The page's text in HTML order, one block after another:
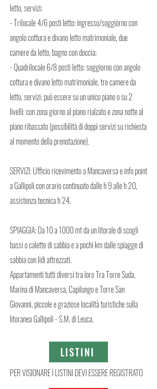
letto, servizi;
- Trilocale 4/6 posti letto: ingresso/soggiorno con
angolo cottura e divano letto matrimoniale, due
camere da letto, bagno con doccia;
- Quadrilocale 6/8 posti letto: soggiorno con angolo
cottura e divano letto matrimoniale, tre camere da
letto, servizi; può essere su un unico piano o su 2
livelli: con zona giorno al piano rialzato e zona notte al
piano ribassato (possibilità di doppi servizi su richiesta
al momento della prenotazione).
SERVIZI: Ufficio ricevimento a Mancaversa e info point
a Gallipoli con orario continuato dalle h 9 alle h 20,
assistenza tecnica h 24.
SPIAGGIA: Da 10 a 1000 mt da un litorale di scogli
bassi o calette di sabbia e a pochi km dalle spiagge di
sabbia con lidi attrezzati.
Appartamenti tutti diversi tra loro Tra Torre Suda,
Marina di Mancaversa, Capilungo e Torre San
Giovanni, piccole e graziose località turistiche sulla
litoranea Gallipoli - S.M. di Leuca.
LISTINI
PER VISIONARE I LISTINI DEVI ESSERE REGISTRATO